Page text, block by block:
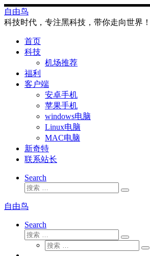
Skip
to
content
自由鸟
科技时代，专注黑科技，带你走向世界！
首页
科技
机场推荐
福利
客户端
安卓手机
苹果手机
windows电脑
Linux电脑
MAC电脑
新奇特
联系站长
Search
搜
搜
自由鸟
Search
搜
搜
索
搜
搜